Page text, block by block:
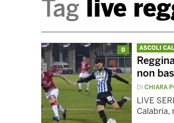
Tag live
0 ASCOLI
non
DI CHIARA
LIVE
Calabria,